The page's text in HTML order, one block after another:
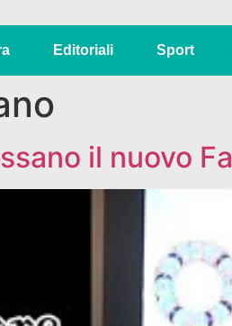
Editoriali Sport
il nuovo